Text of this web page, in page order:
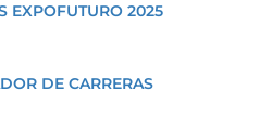
EXPOFUTURO 2025
DE CARRERAS